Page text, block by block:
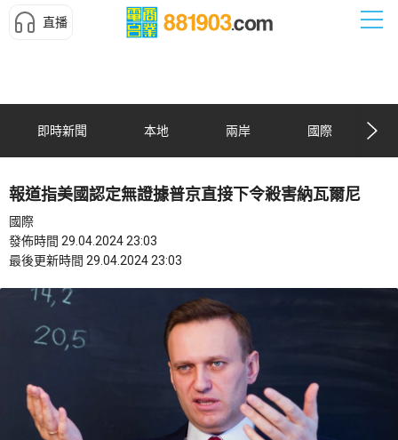
直播
即時新聞 本地 兩岸 國際
報道指美國認定無證據普京直接下令殺害納瓦爾尼
國際
發佈時間 29.04.2024 23:03
最後更新時間 29.04.2024 23:03